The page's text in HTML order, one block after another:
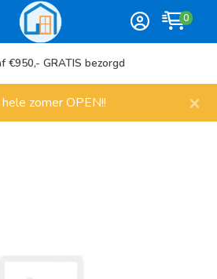
0
€950,- GRATIS bezorgd
zomer OPEN!! ×